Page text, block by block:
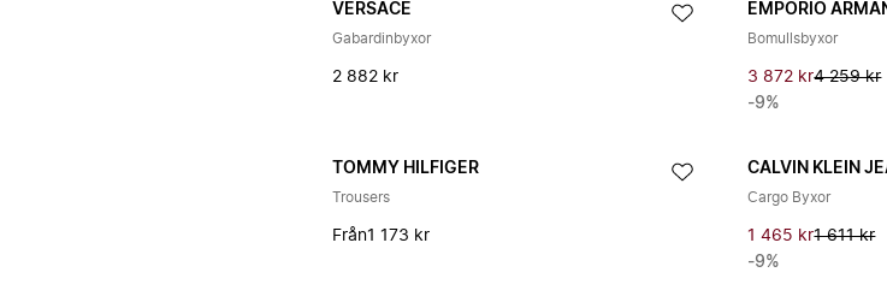
VERSACE
Gabardinbyxor
2 882 kr
EMPORIO
Bomullsbyxor
3 872 kr4 259 kr
-9%
TOMMY HILFIGER
Trousers
Från1 173 kr
CALVIN KLEIN
Cargo Byxor
1 465 kr1 611 kr
-9%